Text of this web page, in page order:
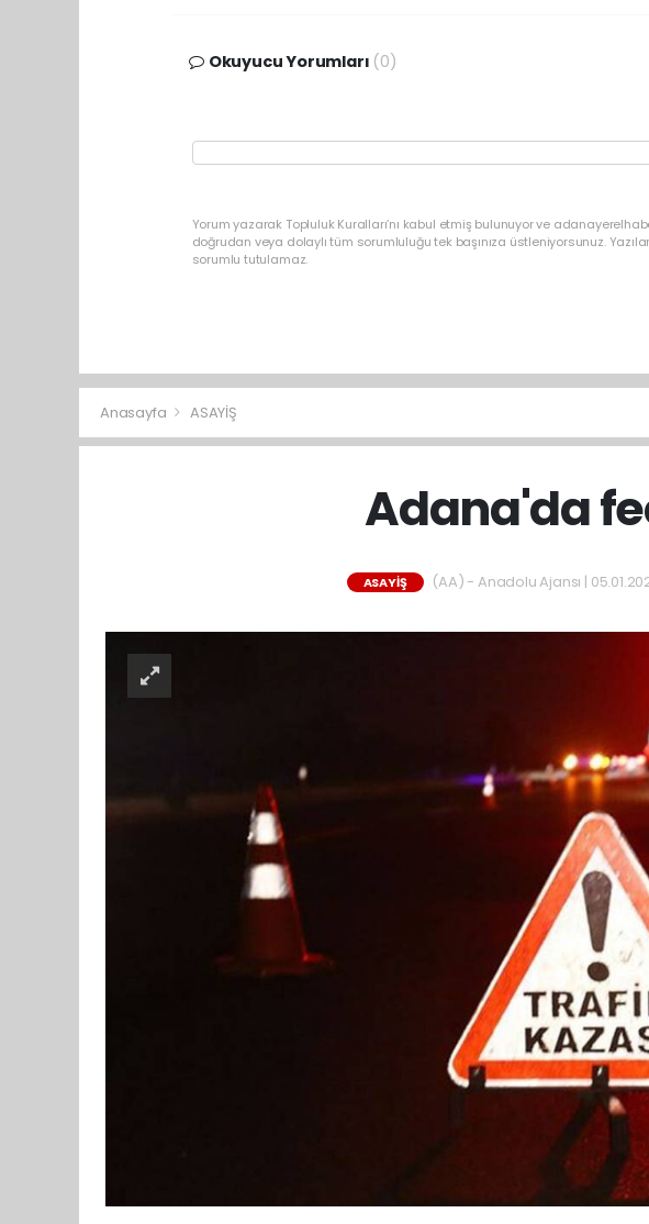
Okuyucu Yorumları (0)
Yorum yazarak Topluluk Kuralları’nı kabul etmiş bulunuyor ve
doğrudan veya dolaylı tüm sorumluluğu tek başınıza üstleniyorsunuz.
sorumlu tutulamaz.
Anasayfa ASAYİŞ
Adana'da
ASAYİŞ (AA) - Anadolu Ajansı |